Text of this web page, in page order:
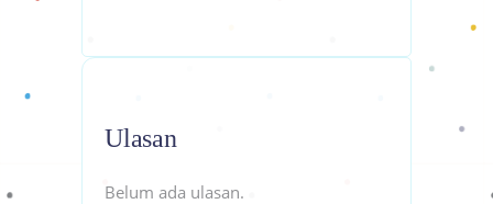
Ulasan
Belum ada ulasan.